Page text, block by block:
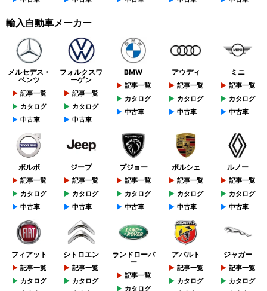
輸入自動車メーカー
メルセデス・
ベンツ
記事一覧
カタログ
中古車
フォルクスワ
ーゲン
記事一覧
カタログ
中古車
BMW
記事一覧
カタログ
中古車
アウディ
記事一覧
カタログ
中古車
ミニ
記事一覧
カタログ
中古車
ボルボ
記事一覧
カタログ
中古車
ジープ
記事一覧
カタログ
中古車
プジョー
記事一覧
カタログ
中古車
ポルシェ
記事一覧
カタログ
中古車
ルノー
記事一覧
カタログ
中古車
フィアット
記事一覧
カタログ
シトロエン
記事一覧
カタログ
ランドローバ
ー
記事一覧
カタログ
アバルト
記事一覧
カタログ
ジャガー
記事一覧
カタログ